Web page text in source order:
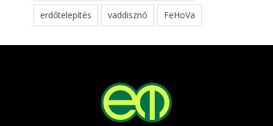
erdőtelepítés vaddisznó FeHoVa